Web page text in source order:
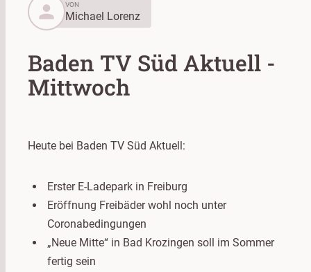
person
VON
Michael Lorenz
Baden TV Süd Aktuell -
Mittwoch
Heute bei Baden TV Süd Aktuell:
Erster E-Ladepark in Freiburg
Eröffnung Freibäder wohl noch unter
Coronabedingungen
„Neue Mitte“ in Bad Krozingen soll im Sommer
fertig sein